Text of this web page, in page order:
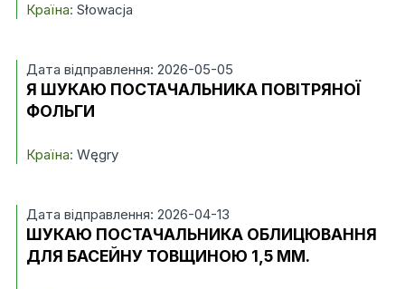
Країна: Słowacja
Дата відправлення: 2026-05-05
Я ШУКАЮ ПОСТАЧАЛЬНИКА ПОВІТРЯНОЇ
ФОЛЬГИ
Країна: Węgry
Дата відправлення: 2026-04-13
ШУКАЮ ПОСТАЧАЛЬНИКА ОБЛИЦЮВАННЯ
ДЛЯ БАСЕЙНУ ТОВЩИНОЮ 1,5 ММ.